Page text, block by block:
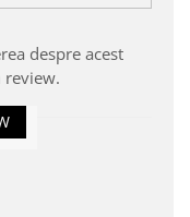
despre acest
review.